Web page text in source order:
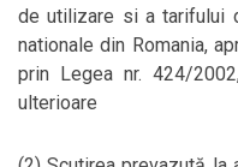
de utilizare si a tarifului
nationale din Romania,
prin Legea nr. 424/
ulterioare